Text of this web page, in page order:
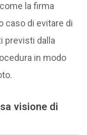
la firma
caso di evitare di
previsti dalla
in modo
visione di